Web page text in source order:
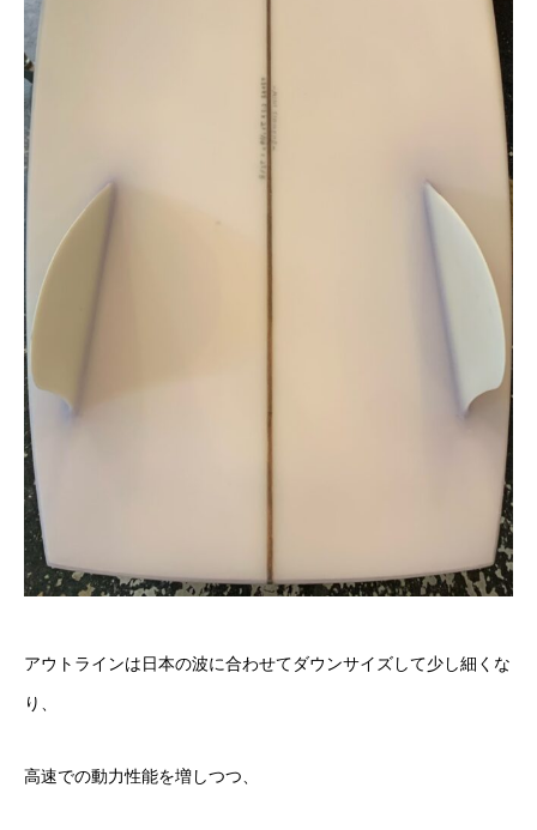
アウトラインは日本の波に合わせてダウンサイズして少し細くな
り 、
高速での動力性能を増しつつ、